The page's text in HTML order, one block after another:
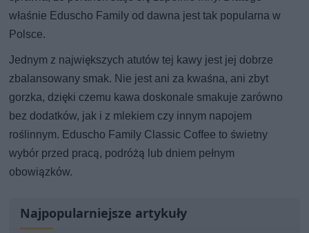
właśnie Eduscho Family od dawna jest tak popularna w
Polsce.
Jednym z największych atutów tej kawy jest jej dobrze
zbalansowany smak. Nie jest ani za kwaśna, ani zbyt
gorzka, dzięki czemu kawa doskonale smakuje zarówno
bez dodatków, jak i z mlekiem czy innym napojem
roślinnym. Eduscho Family Classic Coffee to świetny
wybór przed pracą, podróżą lub dniem pełnym
obowiązków.
Najpopularniejsze artykuły